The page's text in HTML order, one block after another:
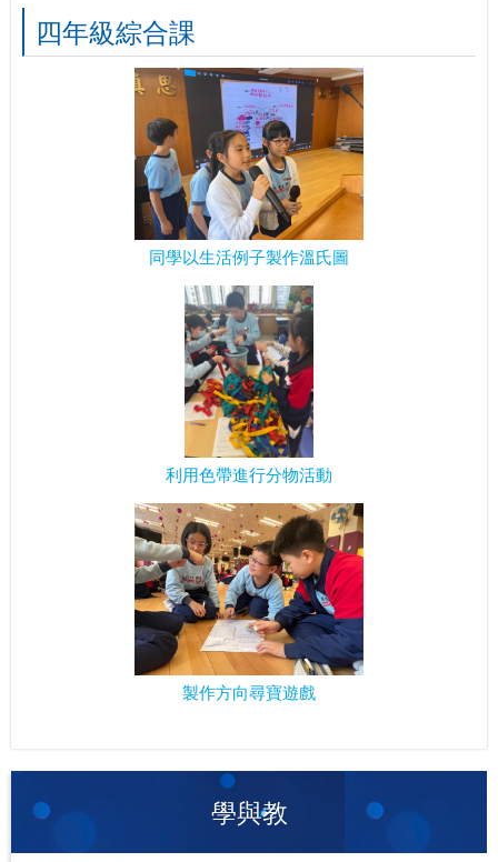
四年級綜合課
同學以生活例子製作溫氏圖
利用色帶進行分物活動
製作方向尋寶遊戲
學與教